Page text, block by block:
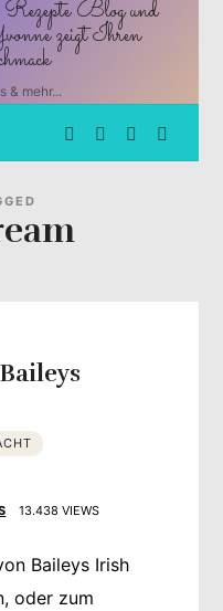
& mehr...
13.438 VIEWS
Baileys Irish
oder zum